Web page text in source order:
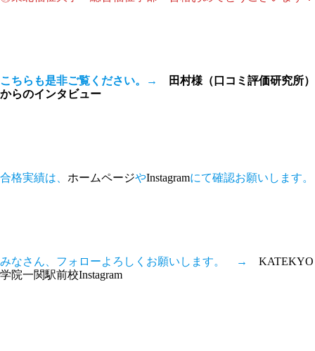
こちらも是非ご覧ください。→
田村様（口コミ評価研究所）
からのインタビュー
合格実績は、 ホームページやInstagramにて確認お願いします。
みなさん、フォローよろしくお願いします。 → KATEKYO
学院一関駅前校Instagram